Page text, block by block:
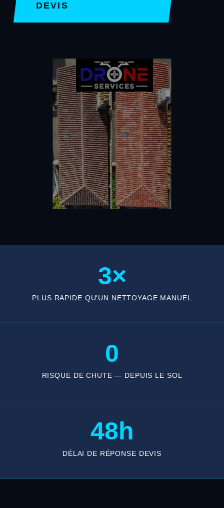
DEVIS
3×
PLUS RAPIDE QU'UN NETTOYAGE MANUEL
0
RISQUE DE CHUTE — DEPUIS LE SOL
48h
DÉLAI DE RÉPONSE DEVIS